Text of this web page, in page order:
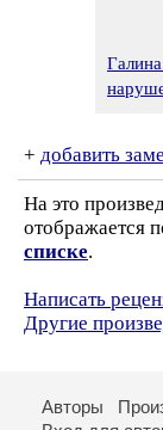
+ добавить
На это
отображается
списке.
Написать
Другие
Авторы